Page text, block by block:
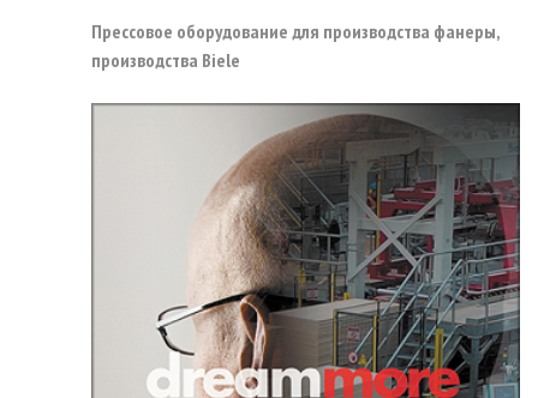
Прессовое оборудование для производства фанеры,
производства Biele